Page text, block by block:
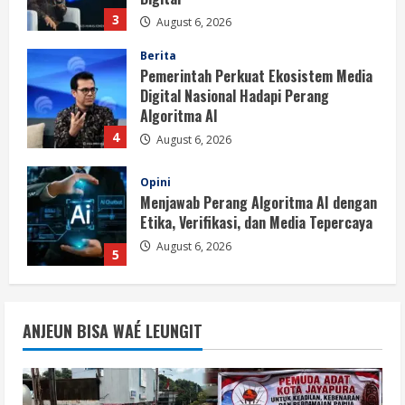
4 August 6, 2026
5
Opini
Menjawab Perang Algoritma AI dengan
Etika, Verifikasi, dan Media Tepercaya
August 6, 2026
1
BMP Ajak Masyarakat Tolak Aksi
Anarkis Demi Menjaga Keamanan dan
Pembangunan Papua
August 6, 2026
2
BMP Kecam Aksi KNPB, Serukan
Persatuan Demi Papua yang Kondusif
ANJEUN BISA WAÉ LEUNGIT